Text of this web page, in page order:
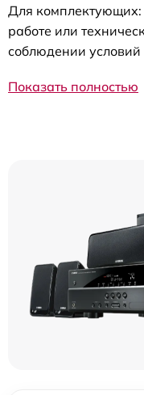
Для комплектующих:
работе или
соблюдении условий
Показать полностью